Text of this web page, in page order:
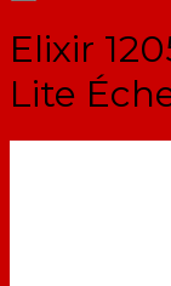
Elixir
Lite